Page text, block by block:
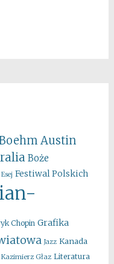
Austin
Boże
Esej Festiwal Polskich
Chopin Grafika
Jazz Kanada
Kazimierz Głaz Literatura